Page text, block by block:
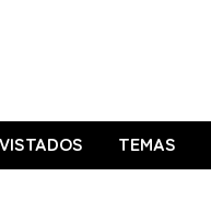
TEMAS